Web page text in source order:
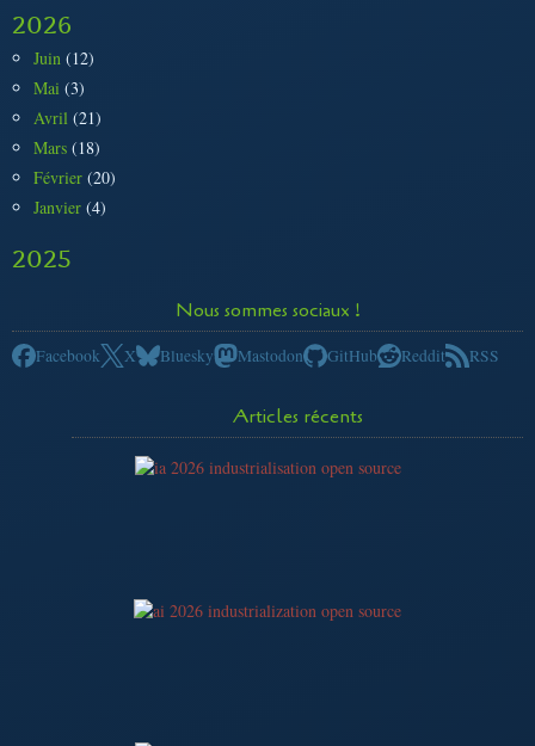
2026
Juin (12)
Mai (3)
Avril (21)
Mars (18)
Février (20)
Janvier (4)
2025
Nous sommes sociaux !
Facebook X Bluesky Mastodon GitHub Reddit RSS
Articles récents